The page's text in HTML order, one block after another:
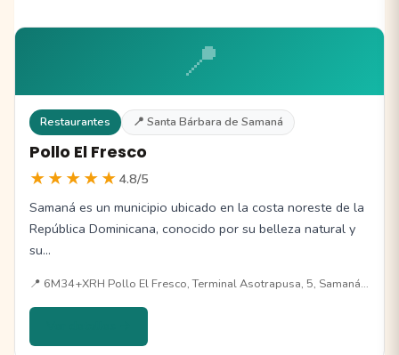
📍
Restaurantes 📍 Santa Bárbara de Samaná
Pollo El Fresco
★★★★★ 4.8/5
Samaná es un municipio ubicado en la costa noreste de la
República Dominicana, conocido por su belleza natural y
su…
📍 6M34+XRH Pollo El Fresco, Terminal Asotrapusa, 5, Samaná…